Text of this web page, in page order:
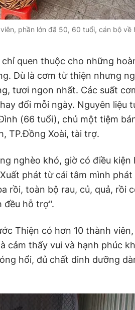
phần lớn đã 50, 60 tuổi, cán bộ về
quen thuộc cho những
Dù là cơm từ thiện nhưng
tươi ngon nhất. Các suất
đổi mỗi ngày. Nguyên liệu
(66 tuổi), chủ một tiệm
TP.Đồng Xoài, tài trợ.
nghèo khó, giờ có điều kiện
Xuất phát từ cái tâm mình phát
rồi, toàn bộ rau, củ, quả, rồi
đều hỗ trợ".
Thiện có hơn 10 thành viên,
cảm thấy vui và hạnh phúc
hổi, đủ chất dinh dưỡng